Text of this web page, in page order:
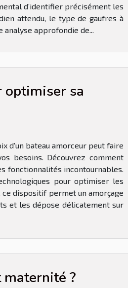
d’identifier précisément les
attendu, le type de gaufres à
analyse approfondie de...
optimiser sa
d’un bateau amorceur peut faire
besoins. Découvrez comment
fonctionnalités incontournables.
pour optimiser les
dispositif permet un amorçage
et les dépose délicatement sur
?